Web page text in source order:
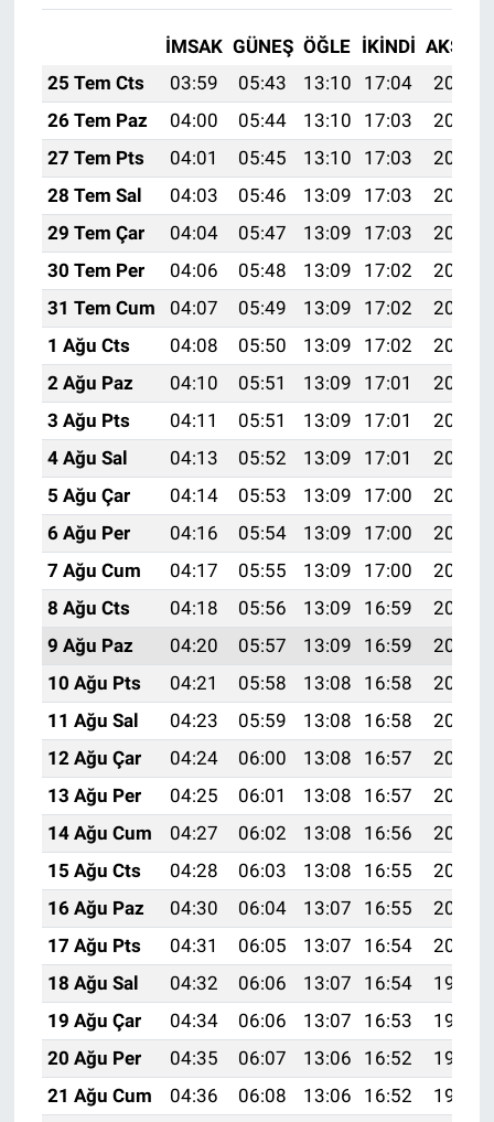
İMSAK GÜNEŞ ÖĞLE İKINDI AKŞAM
25 Tem Cts
03:59 05:43 13:10 17:04
20:26
26 Tem Paz
04:00 05:44 13:10 17:03
20:25
27 Tem Pts
04:01 05:45 13:10 17:03
20:24
28 Tem Sal
04:03 05:46 13:09 17:03
20:23
29 Tem Çar
04:04 05:47 13:09 17:03
20:22
30 Tem Per
04:06 05:48 13:09 17:02
20:21
31 Tem Cum
04:07 05:49 13:09 17:02
20:20
1 Ağu Cts
04:08 05:50 13:09 17:02
20:19
2 Ağu Paz
04:10 05:51 13:09 17:01
20:18
3 Ağu Pts
04:11 05:51 13:09 17:01
20:17
4 Ağu Sal
04:13 05:52 13:09 17:01
20:16
5 Ağu Çar
04:14 05:53 13:09 17:00
20:15
6 Ağu Per
04:16 05:54 13:09 17:00
20:14
7 Ağu Cum
04:17 05:55 13:09 17:00
20:12
8 Ağu Cts
04:18 05:56 13:09 16:59
20:11
9 Ağu Paz
04:20 05:57 13:09 16:59
20:10
10 Ağu Pts
04:21 05:58 13:08 16:58
20:09
11 Ağu Sal
04:23 05:59 13:08 16:58
20:08
12 Ağu Çar
04:24 06:00 13:08 16:57
20:06
13 Ağu Per
04:25 06:01 13:08 16:57
20:05
14 Ağu Cum
04:27 06:02 13:08 16:56
20:04
15 Ağu Cts
04:28 06:03 13:08 16:55
20:02
16 Ağu Paz
04:30 06:04 13:07 16:55
20:01
17 Ağu Pts
04:31 06:05 13:07 16:54
20:00
18 Ağu Sal
04:32 06:06 13:07 16:54
19:58
19 Ağu Çar
04:34 06:06 13:07 16:53
19:57
20 Ağu Per
04:35 06:07 13:06 16:52
19:56
21 Ağu Cum
04:36 06:08 13:06 16:52
19:54